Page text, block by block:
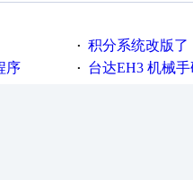
· 积分系统改版了，重说
序 · 台达EH3 机械手码列